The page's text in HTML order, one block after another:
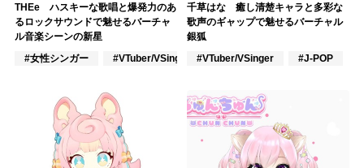
ログイン
muevoクラウドファンディング
muevoコミュニティ
THEe ハスキーな歌唱と爆発力のあ
るロックサウンドで魅せるバーチャ
ル音楽シーンの新星
#女性シンガー
#VTuber/VSinger #アニメ/ゲーム
千草はな 癒し清楚キャラと多彩な
歌声のギャップで魅せるバーチャル
銀狐
#VTuber/VSinger
#J-POP